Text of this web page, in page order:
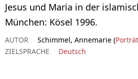
Jesus und Maria in der
München: Kösel 1996.
AUTOR Schimmel, Annemarie (Porträt
ZIELSPRACHE
Deutsch